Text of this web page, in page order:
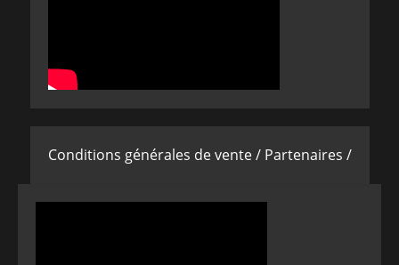
Conditions générales de vente / Partenaires /